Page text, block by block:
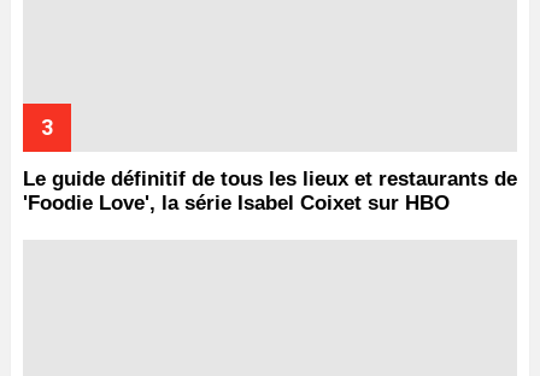
Le guide définitif de tous les lieux et restaurants de
'Foodie Love', la série Isabel Coixet sur HBO